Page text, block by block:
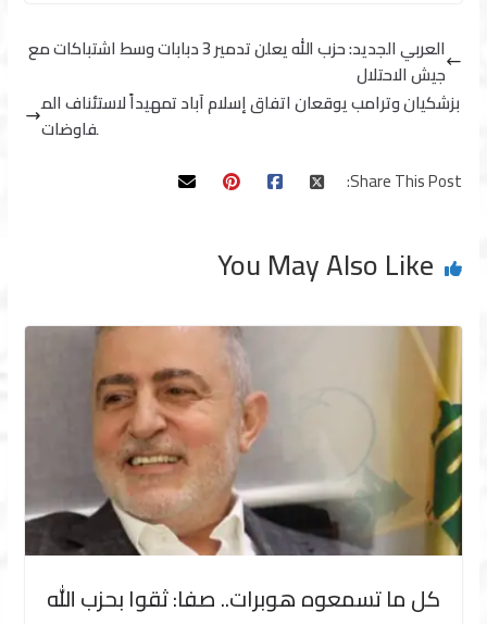
العربي الجديد: حزب الله يعلن تدمير 3 دبابات وسط اشتباكات مع
جيش الاحتلال
بزشكيان وترامب يوقعان اتفاق إسلام آباد تمهيداً لاستئناف الم
فاوضات
Share This Post:
You May Also Like
كل ما تسمعوه هوبرات.. صفا: ثقوا بحزب الله